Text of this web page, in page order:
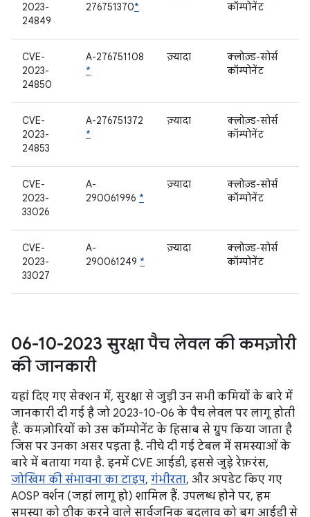
2023-
24849
276751370*
कॉम्पोनेंट
CVE-
2023-
24850
A-276751108
*
ज़्यादा
क्लोज़्ड-सोर्स
कॉम्पोनेंट
CVE-
2023-
24853
A-276751372
*
ज़्यादा
क्लोज़्ड-सोर्स
कॉम्पोनेंट
CVE-
2023-
33026
A-
290061996 *
ज़्यादा
क्लोज़्ड-सोर्स
कॉम्पोनेंट
CVE-
2023-
33027
A-
290061249 *
ज़्यादा
क्लोज़्ड-सोर्स
कॉम्पोनेंट
06-10-2023 सुरक्षा पैच लेवल की कमज़ोरी
की जानकारी
यहां दिए गए सेक्शन में, सुरक्षा से जुड़ी उन सभी कमियों के बारे में
जानकारी दी गई है जो 2023-10-06 के पैच लेवल पर लागू होती
हैं. कमज़ोरियों को उस कॉम्पोनेंट के हिसाब से ग्रुप किया जाता है
जिस पर उनका असर पड़ता है. नीचे दी गई टेबल में समस्याओं के
बारे में बताया गया है. इनमें CVE आईडी, इससे जुड़े रेफ़रंस,
जोखिम की संभावना का टाइप, गंभीरता, और अपडेट किए गए
AOSP वर्शन (जहां लागू हो) शामिल हैं. उपलब्ध होने पर, हम
समस्या को ठीक करने वाले सार्वजनिक बदलाव को बग आईडी से